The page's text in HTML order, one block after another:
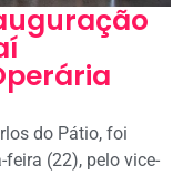
do Pátio, foi
(22), pelo vice-